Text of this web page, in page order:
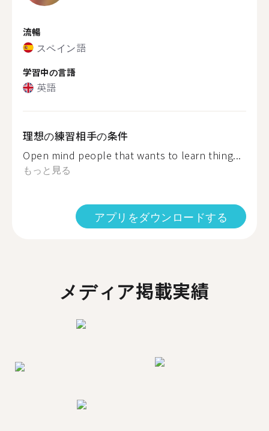
流暢
スペイン語
学習中の言語
英語
理想の練習相手の条件
Open mind people that wants to learn thing...
もっと見る
アプリをダウンロードする
メディア掲載実績